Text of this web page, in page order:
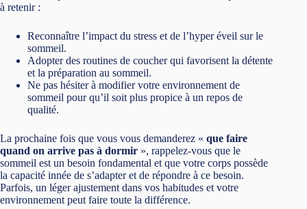
à retenir :
Reconnaître l’impact du stress et de l’hyper éveil sur le
sommeil.
Adopter des routines de coucher qui favorisent la détente
et la préparation au sommeil.
Ne pas hésiter à modifier votre environnement de
sommeil pour qu’il soit plus propice à un repos de
qualité.
La prochaine fois que vous vous demanderez « que faire
quand on arrive pas à dormir », rappelez-vous que le
sommeil est un besoin fondamental et que votre corps possède
la capacité innée de s’adapter et de répondre à ce besoin.
Parfois, un léger ajustement dans vos habitudes et votre
environnement peut faire toute la différence.